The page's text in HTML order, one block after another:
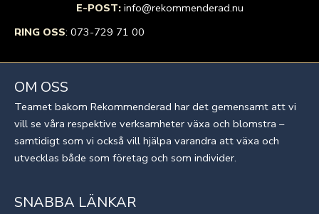
E-POST: info@rekommenderad.nu
RING OSS: 073-729 71 00
OM OSS
Teamet bakom Rekommenderad har det gemensamt att vi
vill se våra respektive verksamheter växa och blomstra –
samtidigt som vi också vill hjälpa varandra att växa och
utvecklas både som företag och som individer.
SNABBA LÄNKAR